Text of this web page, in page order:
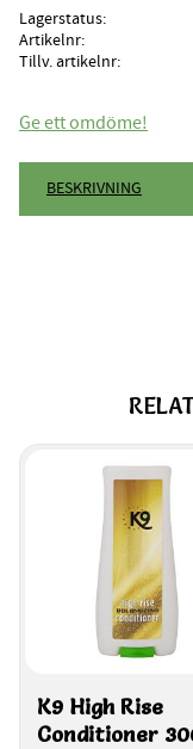
Lagerstatus
Artikelnr
Tillv. artikelnr
Ge ett omdöme!
BESKRIVNING
K9 High Rise
Conditioner